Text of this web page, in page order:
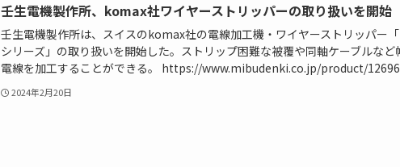
壬生電機製作所、komax社ワイヤーストリッパーの取り扱いを開始
壬生電機製作所は、スイスのkomax社の電線加工機・ワイヤーストリッパー
シリーズ」の取り扱いを開始した。ストリップ困難な被覆や同軸ケーブルなど
電線を加工することができる。 https://www.mibudenki.co.jp/product/12696
2024年2月20日